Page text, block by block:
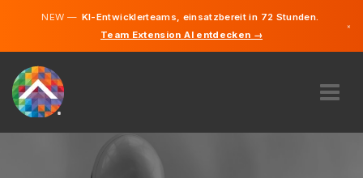
NEW —KI-Entwicklerteams, einsatzbereit in 72 Stunden.
Team Extension AI entdecken →
×